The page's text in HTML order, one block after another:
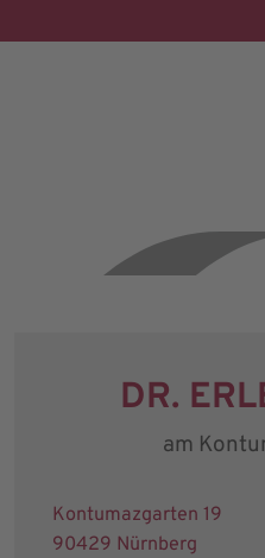
DR.
am
Kontumazgarten 19
90429 Nürnberg